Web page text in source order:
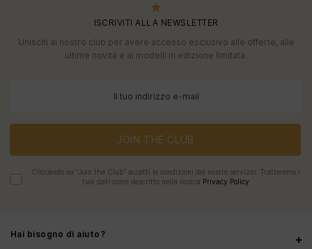
ISCRIVITI ALLA NEWSLETTER
Unisciti al nostro club per avere accesso esclusivo alle offerte, alle
ultime novità e ai modelli in edizione limitata.
JOIN THE CLUB
Cliccando su “Join the Club” accetti le condizioni del nostro servizio. Tratteremo i
tuoi dati come descritto nella nostra Privacy Policy
Hai bisogno di aiuto?